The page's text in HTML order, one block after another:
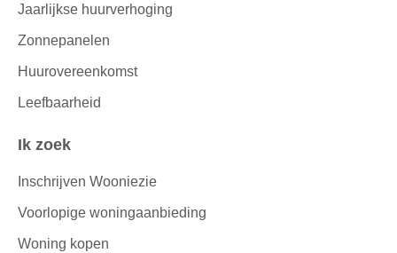
Jaarlijkse huurverhoging
Zonnepanelen
Huurovereenkomst
Leefbaarheid
Ik zoek
Inschrijven Wooniezie
Voorlopige woningaanbieding
Woning kopen